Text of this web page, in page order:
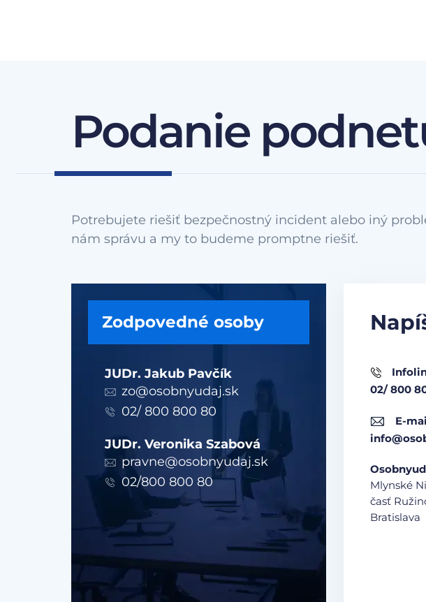
Podanie
Potrebujete riešiť bezpečnostný incident alebo iný
Zodpovedné osoby
JUDr. Jakub Pavčík
zo@osobnyudaj.sk
02/ 800 800 80
JUDr. Veronika Szabová
pravne@osobnyudaj.sk
02/800 800 80
02/ 800
E-
Mlynské
časť
Bratislava